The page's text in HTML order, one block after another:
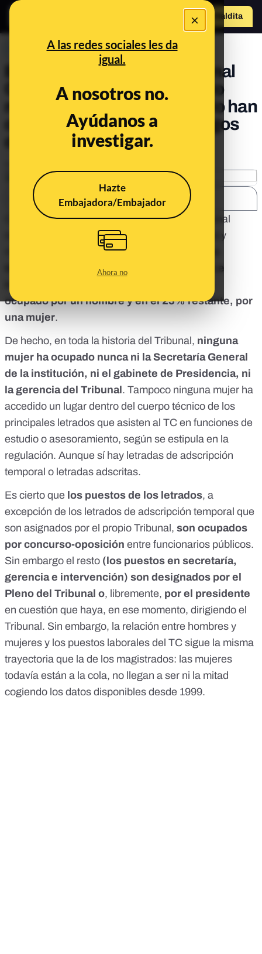
×
A las redes sociales les da
igual.
A nosotros no.
Ayúdanos a
investigar.
Hazte
Embajadora/Embajador
Ahora no
Hazte Maldito
PREBUNKING
El cuerpo técnico del Tribunal
Constitucional sigue siendo
masculino: las mujeres sólo han
ocupado el 25% de los cargos
desde 1999
SHARE:
Cada año, desde 1999, el Tribunal Constitucional
en sus memoriasel listado de hombres y
mujeres que han ocupado un cargo en
técnico de letrados, secretarios, gerentes e
ocupado por un hombre y en el 25% restante, por
una mujer.
De hecho, en toda la historia del Tribunal, ninguna
mujer ha ocupado nunca ni la Secretaría General
de la institución, ni el gabinete de Presidencia, ni
la gerencia del Tribunal . Tampoco ninguna mujer ha
accedido un lugar dentro del cuerpo técnico de los
principales letrados que asisten al TC en funciones de
estudio o asesoramiento, según se estipula en la
regulación. Aunque sí hay letradas de adscripción
temporal o letradas adscritas.
Es cierto que los puestos de los letrados, a
excepción de los letrados de adscripción temporal que
son asignados por el propio Tribunal, son ocupados
por concurso-oposición entre funcionarios públicos.
Sin embargo el resto (los puestos en secretaría,
gerencia e intervención) son designados por el
Pleno del Tribunal o, libremente, por el presidente
en cuestión que haya, en ese momento, dirigiendo el
Tribunal. Sin embargo, la relación entre hombres y
mujeres y los puestos laborales del TC sigue la misma
trayectoria que la de los magistrados: las mujeres
todavía están a la cola, no llegan a ser ni la mitad
cogiendo los datos disponibles desde 1999.